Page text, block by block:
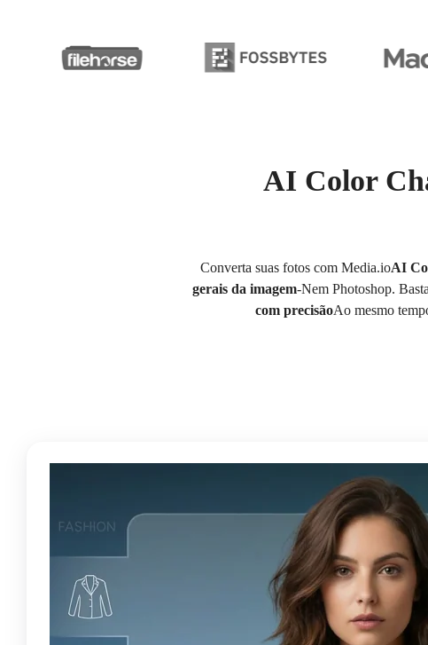
AI Color
Converta suas fotos com Media.ioAI
gerais da imagem-Nem Photoshop.
com precisãoAo mesmo